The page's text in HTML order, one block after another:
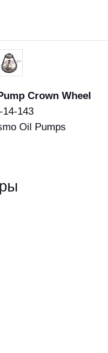
Crown Wheel
14-143
Oil Pumps